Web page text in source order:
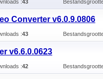
:43
Converter v6.0.9.0806
:43
v6.6.0.0623
:42